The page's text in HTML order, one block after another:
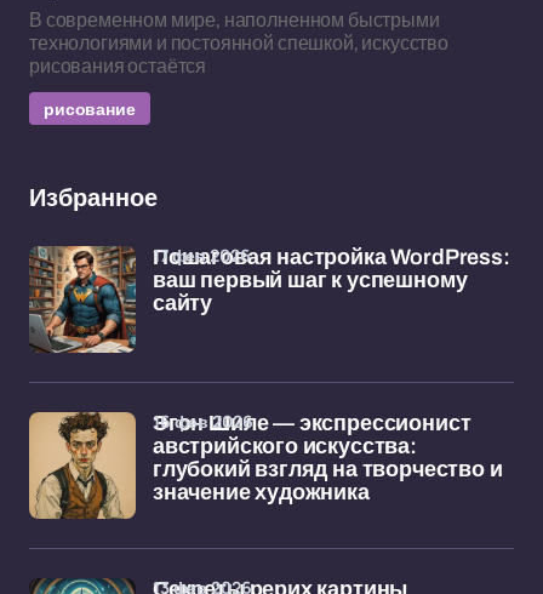
В современном мире, наполненном быстрыми
технологиями и постоянной спешкой, искусство
рисования остаётся
рисование
Избранное
Пошаговая настройка WordPress:
ваш первый шаг к успешному
сайту
17 фев 2026
Эгон Шиле — экспрессионист
австрийского искусства:
глубокий взгляд на творчество и
значение художника
16 фев 2026
Секреты рерих картины
13 фев 2026